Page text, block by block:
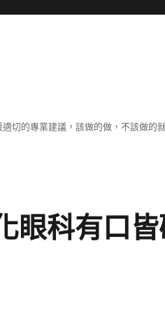
切的專業建議，該做的做，不該做的
眼科有口